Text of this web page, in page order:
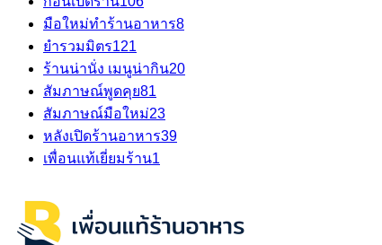
มือใหม่ทำร้านอาหาร8
ยำรวมมิตร121
ร้านน่านั่ง เมนูน่ากิน20
สัมภาษณ์พูดคุย81
สัมภาษณ์มือใหม่23
หลังเปิดร้านอาหาร39
เพื่อนแท้เยี่ยมร้าน1